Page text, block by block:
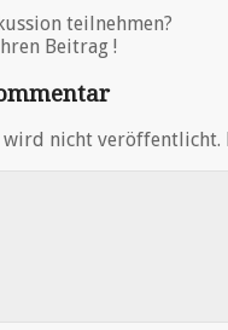
teilnehmen?
Beitrag !
wird nicht veröffentlicht.